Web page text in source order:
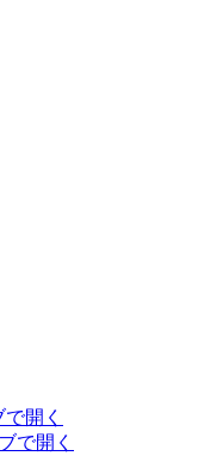
開く
で開く